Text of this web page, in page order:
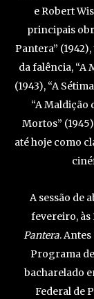
e Robert
principais
Pantera”
da falência, “A
(1943), “A
“A Maldição
Mortos”
até hoje como
A sessão de
fevereiro, às
Pantera.
Programa
bacharelado
Federal de